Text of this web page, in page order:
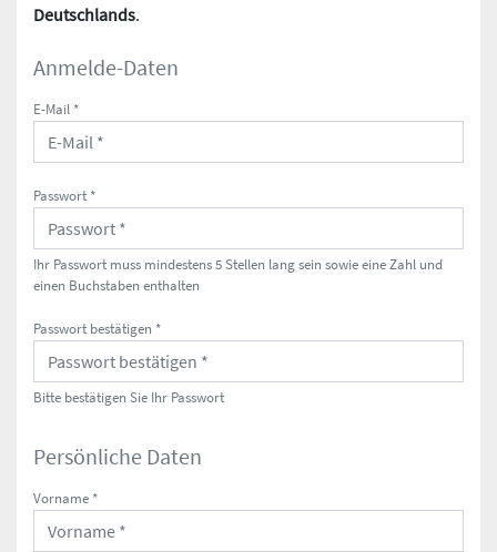
Deutschlands.
Anmelde-Daten
E-Mail *
Passwort *
Ihr Passwort muss mindestens 5 Stellen lang sein sowie eine Zahl und
einen Buchstaben enthalten
Passwort bestätigen *
Bitte bestätigen Sie Ihr Passwort
Persönliche Daten
Vorname *